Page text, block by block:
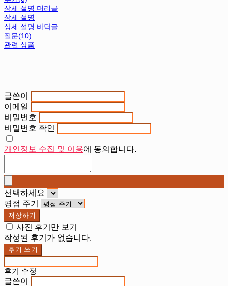
상세 설명 머리글
상세 설명
상세 설명 바닥글
질문(10)
관련 상품
글쓴이
이메일
비밀번호
비밀번호 확인
개인정보 수집 및 이용에 동의합니다.
선택하세요
평점 주기
저장하기
사진 후기만 보기
작성된 후기가 없습니다.
후기 쓰기
후기 수정
글쓴이